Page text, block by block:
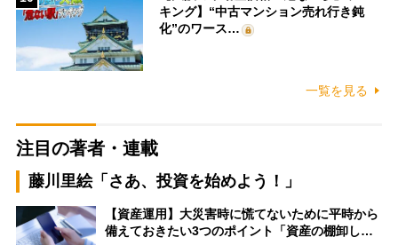
キング】“中古マンション売れ行き鈍
化”のワース…
一覧を見る
注目の著者・連載
藤川里絵「さあ、投資を始めよう！」
【資産運用】大災害時に慌てないために平時から
備えておきたい3つのポイント「資産の棚卸し…